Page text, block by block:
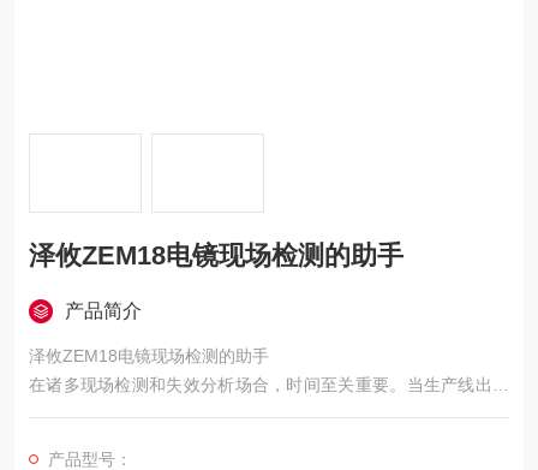
泽攸ZEM18电镜现场检测的助手
产品简介
泽攸ZEM18电镜现场检测的助手
在诸多现场检测和失效分析场合，时间至关重要。当生产线出现
异常，或在外场设备发生故障时，能够快速对关键部件进行微观
产品型号：